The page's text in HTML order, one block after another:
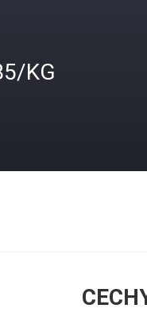
KG